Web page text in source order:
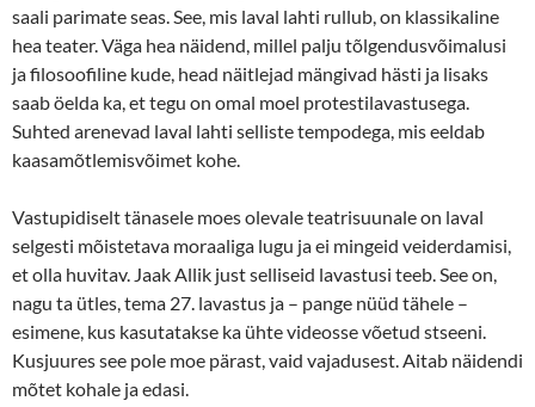
saali parimate seas. See, mis laval lahti rullub, on klassikaline
hea teater. Väga hea näidend, millel palju tõlgendusvõimalusi
ja filosoofiline kude, head näitlejad mängivad hästi ja lisaks
saab öelda ka, et tegu on omal moel protestilavastusega.
Suhted arenevad laval lahti selliste tempodega, mis eeldab
kaasamõtlemisvõimet kohe.
Vastupidiselt tänasele moes olevale teatrisuunale on laval
selgesti mõistetava moraaliga lugu ja ei mingeid veiderdamisi,
et olla huvitav. Jaak Allik just selliseid lavastusi teeb. See on,
nagu ta ütles, tema 27. lavastus ja – pange nüüd tähele –
esimene, kus kasutatakse ka ühte videosse võetud stseeni.
Kusjuures see pole moe pärast, vaid vajadusest. Aitab näidendi
mõtet kohale ja edasi.